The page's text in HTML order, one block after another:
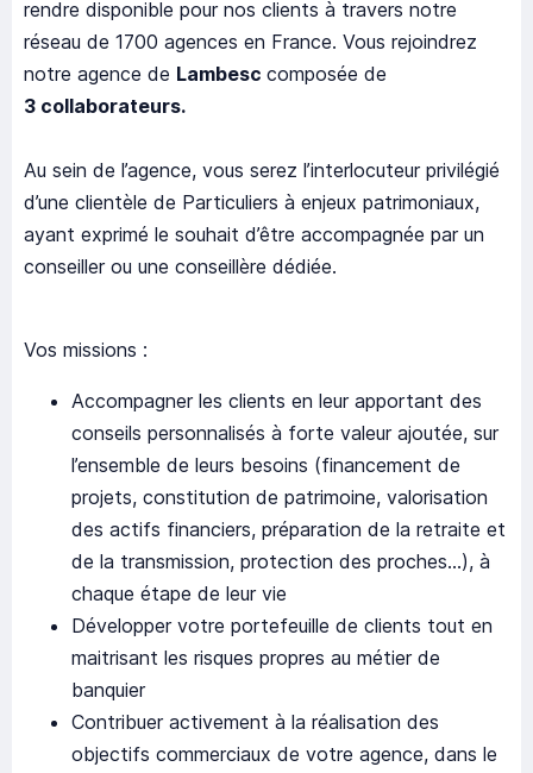
rendre disponible pour nos clients à travers notre
réseau de 1700 agences en France. Vous rejoindrez
notre agence de Lambesc composée de
3 collaborateurs.
Au sein de l’agence, vous serez l’interlocuteur privilégié
d’une clientèle de Particuliers à enjeux patrimoniaux,
ayant exprimé le souhait d’être accompagnée par un
conseiller ou une conseillère dédiée.
Vos missions :
Accompagner les clients en leur apportant des
conseils personnalisés à forte valeur ajoutée, sur
l’ensemble de leurs besoins (financement de
projets, constitution de patrimoine, valorisation
des actifs financiers, préparation de la retraite et
de la transmission, protection des proches…), à
chaque étape de leur vie
Développer votre portefeuille de clients tout en
maitrisant les risques propres au métier de
banquier
Contribuer activement à la réalisation des
objectifs commerciaux de votre agence, dans le